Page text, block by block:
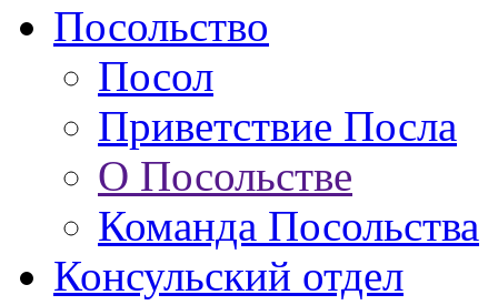
Посольство
Посол
Приветствие Посла
О Посольстве
Команда Посольства
Консульский отдел